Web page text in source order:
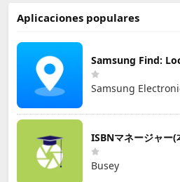
Aplicaciones populares
Samsung Find:
Samsung
Busey